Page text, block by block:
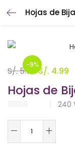
Hojas de
Introduzca su
sesión.
Recuérdame
-9%
Hojas de
240
S/.5.50El
precio
original
era:
S/. 5.50.
S/. 4.99